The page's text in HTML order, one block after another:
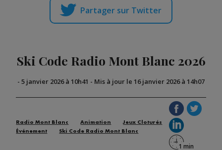
Partager sur Twitter
Ski Code Radio Mont Blanc 2026
- 5 janvier 2026 à 10h41 - Mis à jour le 16 janvier 2026 à 14h07
Radio Mont Blanc Animation
Jeux Cloturés
Événement
Ski Code Radio Mont Blanc